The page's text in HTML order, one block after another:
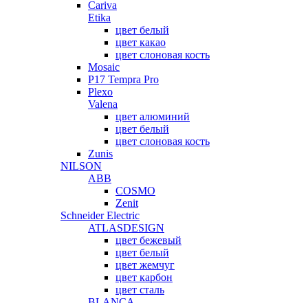
Cariva
Etika
цвет белый
цвет какао
цвет слоновая кость
Mosaic
P17 Tempra Pro
Plexo
Valena
цвет алюминий
цвет белый
цвет слоновая кость
Zunis
NILSON
ABB
COSMO
Zenit
Schneider Electric
ATLASDESIGN
цвет бежевый
цвет белый
цвет жемчуг
цвет карбон
цвет сталь